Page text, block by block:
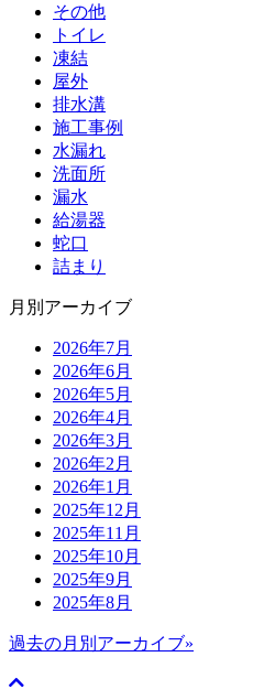
その他
トイレ
凍結
屋外
排水溝
施工事例
水漏れ
洗面所
漏水
給湯器
蛇口
詰まり
月別アーカイブ
2026年7月
2026年6月
2026年5月
2026年4月
2026年3月
2026年2月
2026年1月
2025年12月
2025年11月
2025年10月
2025年9月
2025年8月
過去の月別アーカイブ»